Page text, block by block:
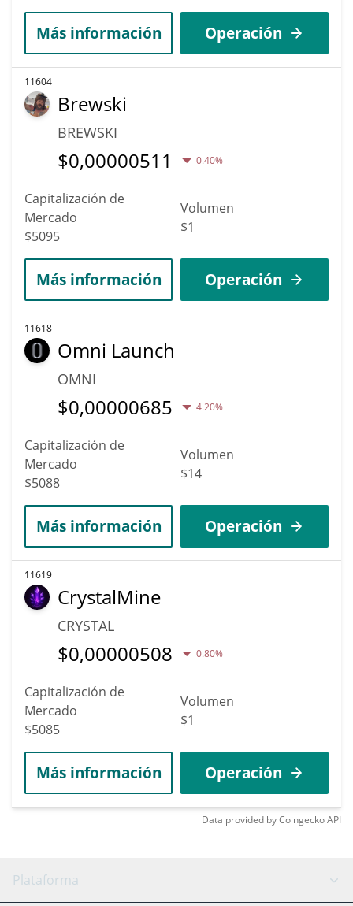
Más información Operación
11604
Brewski
BREWSKI
$0,00000511 0.40%
Capitalización de
Mercado
$5095
Volumen
$1
Más información Operación
11618
Omni Launch
OMNI
$0,00000685 4.20%
Capitalización de
Mercado
$5088
Volumen
$14
Más información Operación
11619
CrystalMine
CRYSTAL
$0,00000508 0.80%
Capitalización de
Mercado
$5085
Volumen
$1
Más información Operación
Data provided byCoingeckoAPI
Plataforma